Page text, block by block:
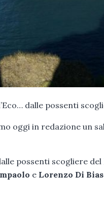
dalle possenti
oggi in redazione un
possenti scogliere del
e Lorenzo Di